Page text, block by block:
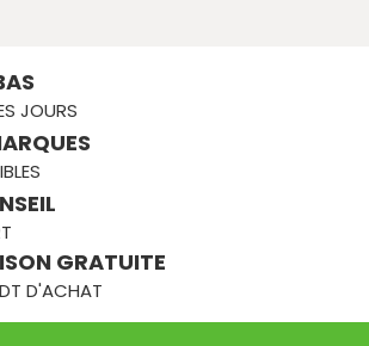
JOURS
GRATUITE
D'ACHAT